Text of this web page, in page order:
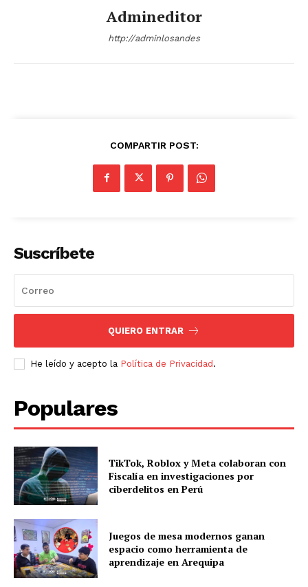
Admineditor
http://adminlosandes
COMPARTIR POST:
Suscríbete
QUIERO ENTRAR
He leído y acepto la Política de Privacidad.
Populares
TikTok, Roblox y Meta colaboran con
Fiscalía en investigaciones por
ciberdelitos en Perú
Juegos de mesa modernos ganan
espacio como herramienta de
aprendizaje en Arequipa